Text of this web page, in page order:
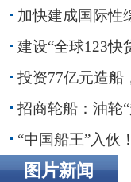
加快建成国际性
交通运输“十五五”
建设“全球123快
物流降本提质增效
投资77亿元造船
招商轮船：油轮
海峡风险正在重塑
“中国船王”入伙
图片新闻